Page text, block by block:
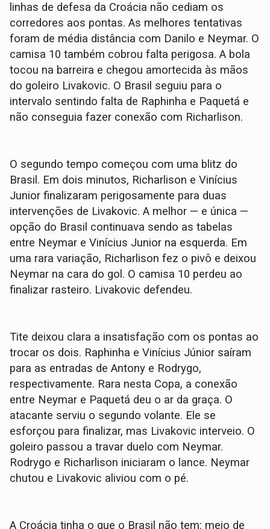
linhas de defesa da Croácia não cediam os
corredores aos pontas. As melhores tentativas
foram de média distância com Danilo e Neymar. O
camisa 10 também cobrou falta perigosa. A bola
tocou na barreira e chegou amortecida às mãos
do goleiro Livakovic. O Brasil seguiu para o
intervalo sentindo falta de Raphinha e Paquetá e
não conseguia fazer conexão com Richarlison.
O segundo tempo começou com uma blitz do
Brasil. Em dois minutos, Richarlison e Vinícius
Junior finalizaram perigosamente para duas
intervenções de Livakovic. A melhor — e única —
opção do Brasil continuava sendo as tabelas
entre Neymar e Vinícius Junior na esquerda. Em
uma rara variação, Richarlison fez o pivô e deixou
Neymar na cara do gol. O camisa 10 perdeu ao
finalizar rasteiro. Livakovic defendeu.
Tite deixou clara a insatisfação com os pontas ao
trocar os dois. Raphinha e Vinícius Júnior saíram
para as entradas de Antony e Rodrygo,
respectivamente. Rara nesta Copa, a conexão
entre Neymar e Paquetá deu o ar da graça. O
atacante serviu o segundo volante. Ele se
esforçou para finalizar, mas Livakovic interveio. O
goleiro passou a travar duelo com Neymar.
Rodrygo e Richarlison iniciaram o lance. Neymar
chutou e Livakovic aliviou com o pé.
A Croácia tinha o que o Brasil não tem: meio de